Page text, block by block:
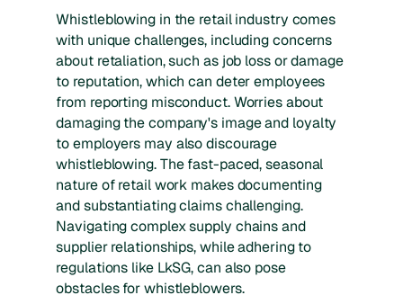
Whistleblowing in the retail industry comes
with unique challenges, including concerns
about retaliation, such as job loss or damage
to reputation, which can deter employees
from reporting misconduct. Worries about
damaging the company's image and loyalty
to employers may also discourage
whistleblowing. The fast-paced, seasonal
nature of retail work makes documenting
and substantiating claims challenging.
Navigating complex supply chains and
supplier relationships, while adhering to
regulations like LkSG, can also pose
obstacles for whistleblowers.